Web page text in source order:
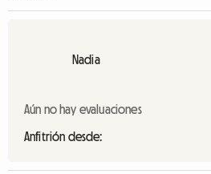
Nadia
Aún no hay evaluaciones
Anfitrión desde: